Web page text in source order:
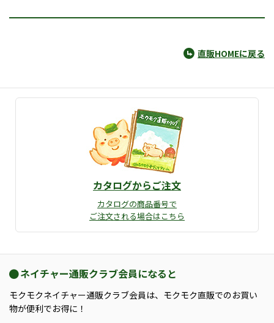
直販HOMEに戻る
カタログからご注文
カタログの商品番号で
ご注文される場合はこちら
ネイチャー通販クラブ会員になると
モクモクネイチャー通販クラブ会員は、モクモク直販でのお買い
物が便利でお得に！